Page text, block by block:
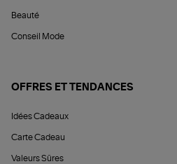
Beauté
Conseil Mode
OFFRES ET TENDANCES
Idées Cadeaux
Carte Cadeau
Valeurs Sûres